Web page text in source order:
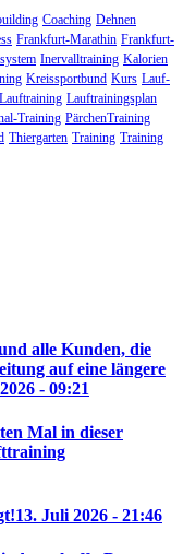
Coaching Dehnen
Frankfurt-Marathin Frankfurt-
Inervalltraining Kalorien
Kreissportbund Kurs Lauf-
Lauftraining Lauftrainingsplan
Training PärchenTraining
Thiergarten Training Training
alle Kunden, die
auf eine längere
- 09:21
Mal in dieser
13. Juli 2026 - 21:46